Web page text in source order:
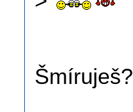
Šmíruješ?